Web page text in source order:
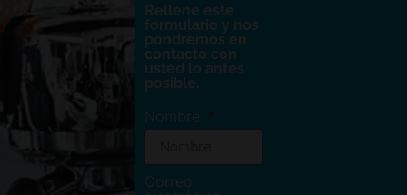
Rellene este
formulario y nos
pondremos en
contacto con
usted lo antes
posible.
Nombre
Correo